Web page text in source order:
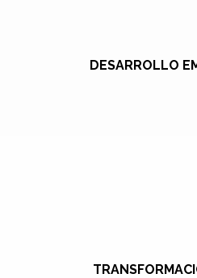
DESARROLLO